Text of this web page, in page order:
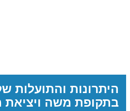
היתרונות והתועלות
בתקופת משה ויציאת